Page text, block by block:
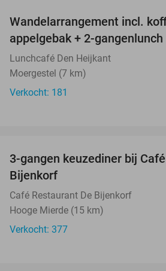
Wandelarrangement incl.
appelgebak + 2-gangenlunch
Lunchcafé Den Heijkant
Moergestel (7 km)
Verkocht: 181
3-gangen keuzediner bij
Bijenkorf
Café Restaurant De Bijenkorf
Hooge Mierde (15 km)
Verkocht: 377